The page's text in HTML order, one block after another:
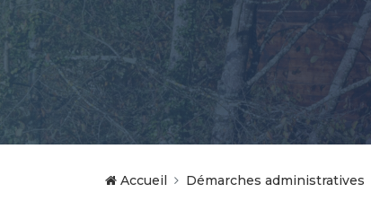
Accueil Démarches administratives